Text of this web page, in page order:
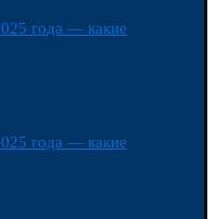
года — какие
года — какие